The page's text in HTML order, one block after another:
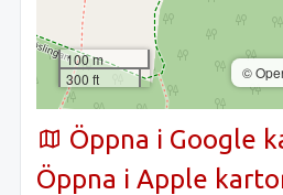
100 m
300 ft
©
Öppna i Google
Öppna i Apple